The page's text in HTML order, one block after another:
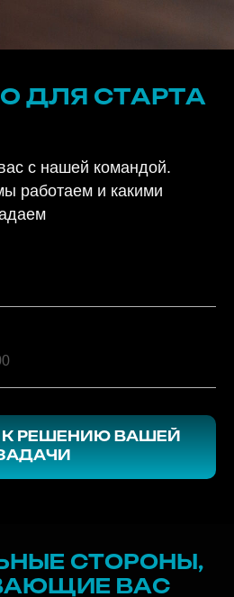
ДЛЯ СТАРТА
с нашей командой.
работаем и какими
К РЕШЕНИЮ ВАШЕЙ
СТОРОНЫ,